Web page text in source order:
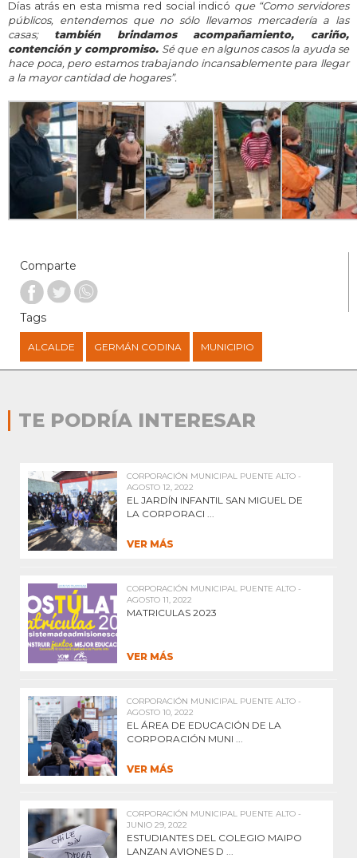
Días atrás en esta misma red social indicó que “Como servidores
públicos, entendemos que no sólo llevamos mercadería a las
casas; también brindamos acompañamiento, cariño,
contención y compromiso. Sé que en algunos casos la ayuda se
hace poca, pero estamos trabajando incansablemente para llegar
a la mayor cantidad de hogares”.
Comparte
Tags
ALCALDE GERMÁN CODINA MUNICIPIO
TE PODRÍA INTERESAR
CORPORACIÓN MUNICIPAL PUENTE ALTO -
AGOSTO 12, 2022
EL JARDÍN INFANTIL SAN MIGUEL DE
LA CORPORACI ...
VER MÁS
CORPORACIÓN MUNICIPAL PUENTE ALTO -
AGOSTO 11, 2022
MATRICULAS 2023
VER MÁS
CORPORACIÓN MUNICIPAL PUENTE ALTO -
AGOSTO 10, 2022
EL ÁREA DE EDUCACIÓN DE LA
CORPORACIÓN MUNI ...
VER MÁS
CORPORACIÓN MUNICIPAL PUENTE ALTO -
JUNIO 29, 2022
ESTUDIANTES DEL COLEGIO MAIPO
LANZAN AVIONES D ...